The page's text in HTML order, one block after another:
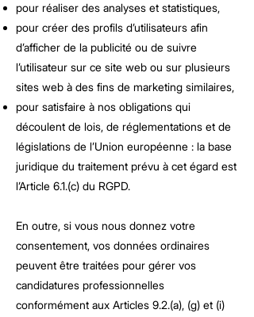
pour réaliser des analyses et statistiques,
pour créer des profils d’utilisateurs afin
d’afficher de la publicité ou de suivre
l’utilisateur sur ce site web ou sur plusieurs
sites web à des fins de marketing similaires,
pour satisfaire à nos obligations qui
découlent de lois, de réglementations et de
législations de l’Union européenne : la base
juridique du traitement prévu à cet égard est
l’Article 6.1.(c) du RGPD.
En outre, si vous nous donnez votre
consentement, vos données ordinaires
peuvent être traitées pour gérer vos
candidatures professionnelles
conformément aux Articles 9.2.(a), (g) et (i)